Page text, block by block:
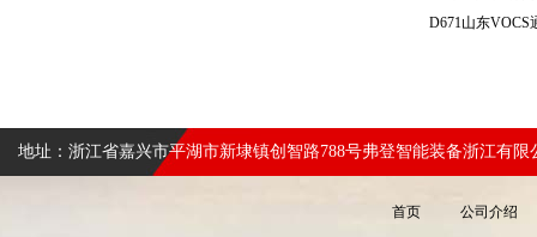
D671山东
地址：浙江省嘉兴市平湖市新埭镇创智路788号弗登智能装备浙江有限
首页 公司介绍